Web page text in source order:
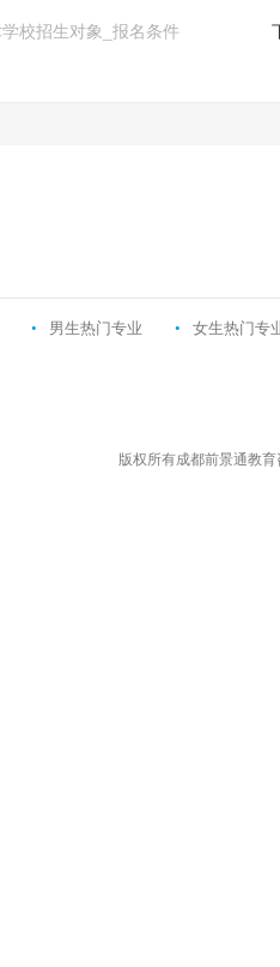
校招生对象_报名条件
• 男生热门专业 • 女生热门专
版权所有成都前景通教